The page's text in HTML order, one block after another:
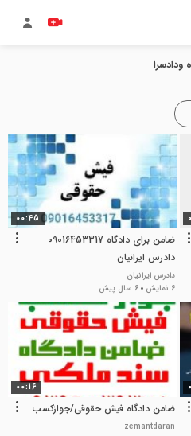
ودادسرا
00:45
ضامن برای دادگاه 09016453317
دادرس ایرانیان
دادرس ایرانیان
6 نمایش
6 سال پیش
00:16
ضامن دادگاه فیش حقوقی/جوازکسب
zemantdaran